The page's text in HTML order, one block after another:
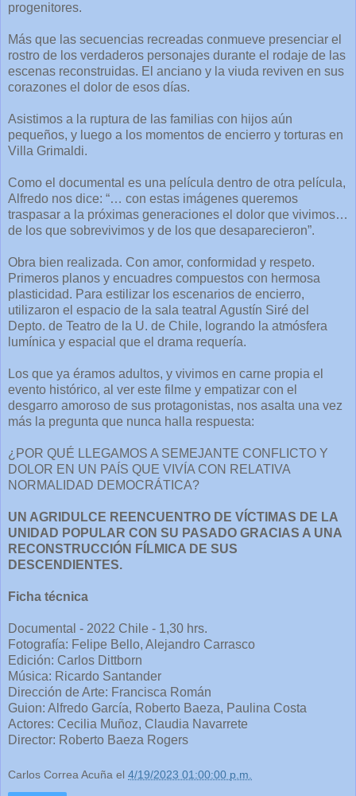
progenitores.
Más que las secuencias recreadas conmueve presenciar el
rostro de los verdaderos personajes durante el rodaje de las
escenas reconstruidas. El anciano y la viuda reviven en sus
corazones el dolor de esos días.
Asistimos a la ruptura de las familias con hijos aún
pequeños, y luego a los momentos de encierro y torturas en
Villa Grimaldi.
Como el documental es una película dentro de otra película,
Alfredo nos dice: “… con estas imágenes queremos
traspasar a la próximas generaciones el dolor que vivimos…
de los que sobrevivimos y de los que desaparecieron”.
Obra bien realizada. Con amor, conformidad y respeto.
Primeros planos y encuadres compuestos con hermosa
plasticidad. Para estilizar los escenarios de encierro,
utilizaron el espacio de la sala teatral Agustín Siré del
Depto. de Teatro de la U. de Chile, logrando la atmósfera
lumínica y espacial que el drama requería.
Los que ya éramos adultos, y vivimos en carne propia el
evento histórico, al ver este filme y empatizar con el
desgarro amoroso de sus protagonistas, nos asalta una vez
más la pregunta que nunca halla respuesta:
¿POR QUÉ LLEGAMOS A SEMEJANTE CONFLICTO Y
DOLOR EN UN PAÍS QUE VIVÍA CON RELATIVA
NORMALIDAD DEMOCRÁTICA?
UN AGRIDULCE REENCUENTRO DE VÍCTIMAS DE LA
UNIDAD POPULAR CON SU PASADO GRACIAS A UNA
RECONSTRUCCIÓN FÍLMICA DE SUS
DESCENDIENTES.
Ficha técnica
Documental - 2022 Chile - 1,30 hrs.
Fotografía: Felipe Bello, Alejandro Carrasco
Edición: Carlos Dittborn
Música: Ricardo Santander
Dirección de Arte: Francisca Román
Guion: Alfredo García, Roberto Baeza, Paulina Costa
Actores: Cecilia Muñoz, Claudia Navarrete
Director: Roberto Baeza Rogers
Carlos Correa Acuña el 4/19/2023 01:00:00 p.m.